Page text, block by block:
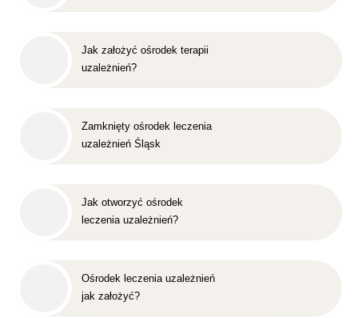
Jak założyć ośrodek terapii
uzależnień?
Zamknięty ośrodek leczenia
uzależnień Śląsk
Jak otworzyć ośrodek
leczenia uzależnień?
Ośrodek leczenia uzależnień
jak założyć?